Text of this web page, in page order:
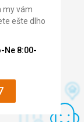
my vám
ešte dlho
Ne 8:00-